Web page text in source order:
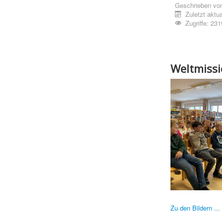
Geschrieben
Zuletzt
Zugriffe:
Zu den Bildern ...